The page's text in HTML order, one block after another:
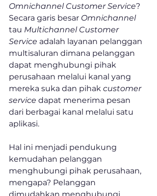
Omnichannel Customer Service?
Secara garis besar Omnichannel
tau Multichannel Customer
Service adalah layanan pelanggan
multisaluran dimana pelanggan
dapat menghubungi pihak
perusahaan melalui kanal yang
mereka suka dan pihak customer
service dapat menerima pesan
dari berbagai kanal melalui satu
aplikasi.
Hal ini menjadi pendukung
kemudahan pelanggan
menghubungi pihak perusahaan,
mengapa? Pelanggan